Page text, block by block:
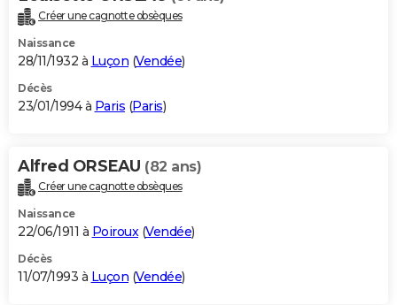
Créer une cagnotte obsèques
Naissance
28/11/1932 à Luçon (Vendée)
Décès
23/01/1994 à Paris (Paris)
Alfred ORSEAU (82 ans)
Créer une cagnotte obsèques
Naissance
22/06/1911 à Poiroux(Vendée)
Décès
11/07/1993 à Luçon (Vendée)